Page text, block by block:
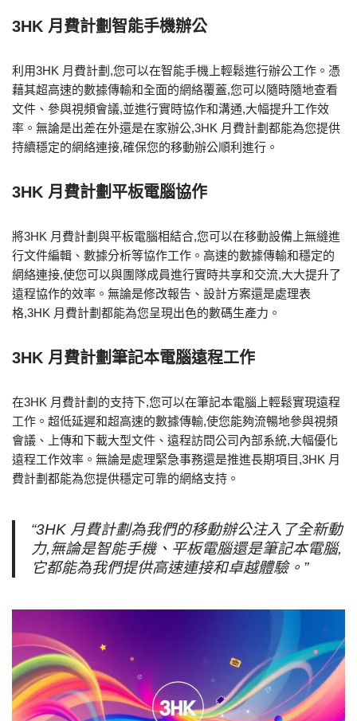
3HK 月費計劃智能手機辦公
利用3HK 月費計劃,您可以在智能手機上輕鬆進行辦公工作。憑
藉其超高速的數據傳輸和全面的網絡覆蓋,您可以隨時隨地查看
文件、參與視頻會議,並進行實時協作和溝通,大幅提升工作效
率。無論是出差在外還是在家辦公,3HK 月費計劃都能為您提供
持續穩定的網絡連接,確保您的移動辦公順利進行。
3HK 月費計劃平板電腦協作
將3HK 月費計劃與平板電腦相結合,您可以在移動設備上無縫進
行文件編輯、數據分析等協作工作。高速的數據傳輸和穩定的
網絡連接,使您可以與團隊成員進行實時共享和交流,大大提升了
遠程協作的效率。無論是修改報告、設計方案還是處理表
格,3HK 月費計劃都能為您呈現出色的數碼生產力。
3HK 月費計劃筆記本電腦遠程工作
在3HK 月費計劃的支持下,您可以在筆記本電腦上輕鬆實現遠程
工作。超低延遲和超高速的數據傳輸,使您能夠流暢地參與視頻
會議、上傳和下載大型文件、遠程訪問公司內部系統,大幅優化
遠程工作效率。無論是處理緊急事務還是推進長期項目,3HK 月
費計劃都能為您提供穩定可靠的網絡支持。
“3HK 月費計劃為我們的移動辦公注入了全新動
力,無論是智能手機、平板電腦還是筆記本電腦,
它都能為我們提供高速連接和卓越體驗。”